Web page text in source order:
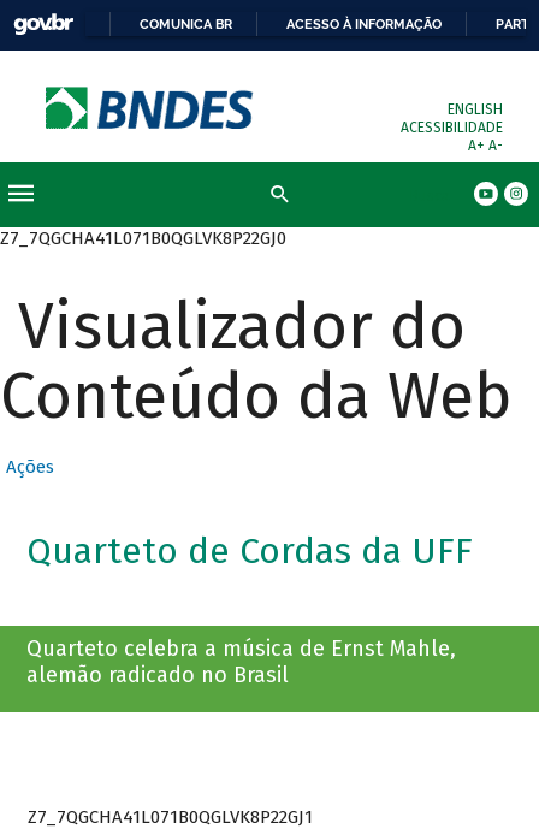
COMUNICA BR ACESSO À INFORMAÇÃO
ENGLISH
ACESSIBILIDADE
A+ A-
Z7_7QGCHA41L071B0QGLVK8P22GJ0
Visualizador do
Conteúdo da Web
Ações
Quarteto de Cordas da UFF
Quarteto celebra a música de Ernst Mahle,
alemão radicado no Brasil
Z7_7QGCHA41L071B0QGLVK8P22GJ1